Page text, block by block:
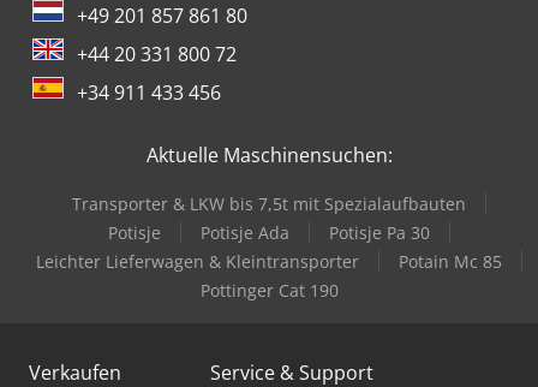
+49 201 857 861 80
+44 20 331 800 72
+34 911 433 456
Aktuelle Maschinensuchen:
Transporter & LKW bis 7,5t mit Spezialaufbauten
Potisje
Potisje Ada
Potisje Pa 30
Leichter Lieferwagen & Kleintransporter
Potain Mc 85
Pottinger Cat 190
Verkaufen Service & Support